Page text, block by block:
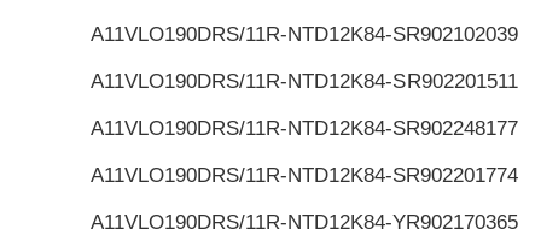
R902102039
A11VLO190DRS/11R-NTD12K84-S
R902201511
A11VLO190DRS/11R-NTD12K84-S
R902248177
A11VLO190DRS/11R-NTD12K84-S
R902201774
A11VLO190DRS/11R-NTD12K84-S
R902170365
A11VLO190DRS/11R-NTD12K84-Y